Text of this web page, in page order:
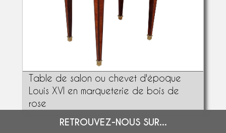
Table de salon ou chevet d'époque
Louis XVI en marqueterie de bois de
rose
RETROUVEZ-NOUS SUR...